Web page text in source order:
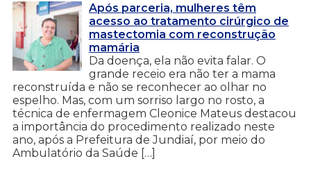
Após parceria, mulheres têm
acesso ao tratamento cirúrgico de
mastectomia com reconstrução
mamária
Da doença, ela não evita falar. O
grande receio era não ter a mama
reconstruída e não se reconhecer ao olhar no
espelho. Mas, com um sorriso largo no rosto, a
técnica de enfermagem Cleonice Mateus destacou
a importância do procedimento realizado neste
ano, após a Prefeitura de Jundiaí, por meio do
Ambulatório da Saúde […]